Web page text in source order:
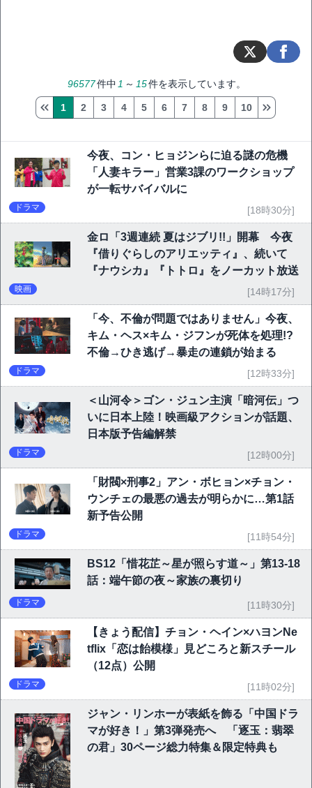
96577件中 1 ～ 15件を表示しています。
1 2 3 4 5 6 7 8 9 10
今夜、コン・ヒョジンらに迫る謎の危機
「人妻キラー」営業3課のワークショップ
が一転サバイバルに
ドラマ [18時30分]
金ロ「3週連続 夏はジブリ!!」開幕 今夜
『借りぐらしのアリエッティ』、続いて
『ナウシカ』『トトロ』をノーカット放送
映画 [14時17分]
「今、不倫が問題ではありません」今夜、
キム・ヘス×キム・ジフンが死体を処理!?
不倫→ひき逃げ→暴走の連鎖が始まる
ドラマ [12時33分]
＜山河令＞ゴン・ジュン主演「暗河伝」つ
いに日本上陸！映画級アクションが話題、
日本版予告編解禁
ドラマ [12時00分]
「財閥×刑事2」アン・ボヒョン×チョン・
ウンチェの最悪の過去が明らかに…第1話
新予告公開
ドラマ [11時54分]
BS12「惜花芷～星が照らす道～」第13-18
話：端午節の夜～家族の裏切り
ドラマ [11時30分]
【きょう配信】チョン・ヘイン×ハヨンNe
tflix「恋は飴模様」見どころと新スチール
（12点）公開
ドラマ [11時02分]
ジャン・リンホーが表紙を飾る「中国ドラ
マが好き！」第3弾発売へ 「逐玉：翡翠
の君」30ページ総力特集＆限定特典も